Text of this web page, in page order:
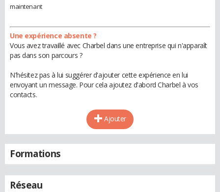
maintenant
Une expérience absente ?
Vous avez travaillé avec Charbel dans une entreprise qui n'apparaît
pas dans son parcours ?
N'hésitez pas à lui suggérer d'ajouter cette expérience en lui
envoyant un message. Pour cela ajoutez d'abord Charbel à vos
contacts.
Ajouter
Formations
Réseau